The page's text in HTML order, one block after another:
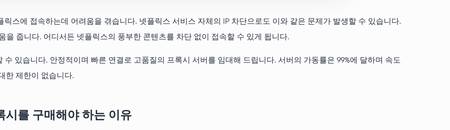
스에 접속하는데 어려움을 겪습니다. 넷플릭스 서비스 자체의 IP 차단으로도 이와 같은 문제가 발생할 수 있습니다.
을 줍니다. 어디서든 넷플릭스의 풍부한 콘텐츠를 차단 없이 접속할 수 있게 됩니다.
있습니다. 안정적이며 빠른 연결로 고품질의 프록시 서버를 임대해 드립니다. 서버의 가동률은 99%에 달하며 속도
한 제한이 없습니다.
를 구매해야 하는 이유